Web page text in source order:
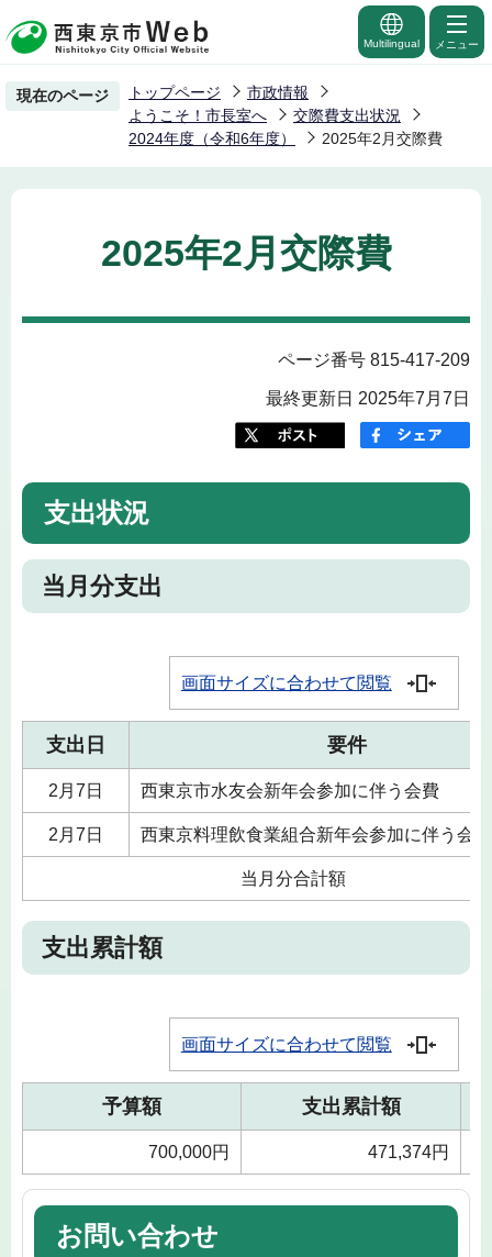
の
ー
の
先
Multilingual メニュー
現在のページ トップページ
市政情報
ようこそ！市長室へ
交際費支出状況
2024年度（令和6年度）
2025年2月交際費
2025年2月交際費
ページ番号 815-417-209
最終更新日 2025年7月7日
支出状況
当月分支出
画面サイズに合わせて閲覧
支出日 要件
2月7日 西東京市水友会新年会参加に伴う会費
2月7日 西東京料理飲食業組合新年会参加に伴う会費
当月分合計額
支出累計額
画面サイズに合わせて閲覧
予算額 支出累計額
700,000円 471,374円
お問い合わせ